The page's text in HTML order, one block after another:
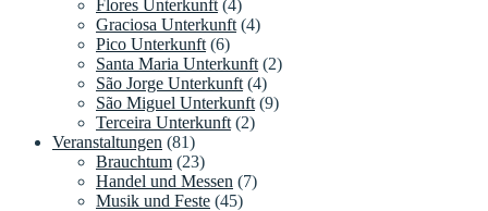
Flores Unterkunft (4)
Graciosa Unterkunft (4)
Pico Unterkunft (6)
Santa Maria Unterkunft (2)
São Jorge Unterkunft (4)
São Miguel Unterkunft (9)
Terceira Unterkunft (2)
Veranstaltungen (81)
Brauchtum (23)
Handel und Messen (7)
Musik und Feste (45)